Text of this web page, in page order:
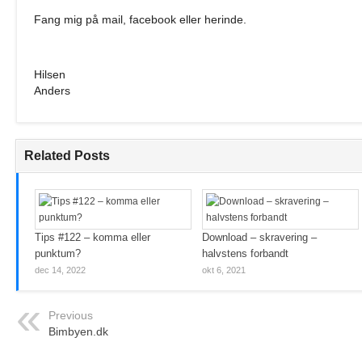
Fang mig på mail, facebook eller herinde.
Hilsen
Anders
Related Posts
Tips #122 – komma eller
punktum?
dec 14, 2022
Download – skravering –
halvstens forbandt
okt 6, 2021
Previous
Bimbyen.dk